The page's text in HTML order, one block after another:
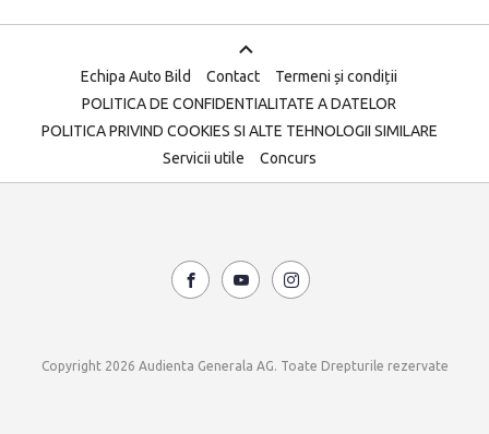
Echipa Auto Bild Contact
Termeni și condiții
POLITICA DE CONFIDENTIALITATE A DATELOR
POLITICA PRIVIND COOKIES SI ALTE TEHNOLOGII SIMILARE
Servicii utile
Concurs
Copyright 2026 Audienta Generala AG. Toate Drepturile rezervate